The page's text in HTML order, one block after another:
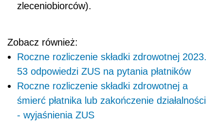
zleceniobiorców).
Zobacz również:
Roczne rozliczenie składki zdrowotnej 2023.
53 odpowiedzi ZUS na pytania płatników
Roczne rozliczenie składki zdrowotnej a
śmierć płatnika lub zakończenie działalności
- wyjaśnienia ZUS